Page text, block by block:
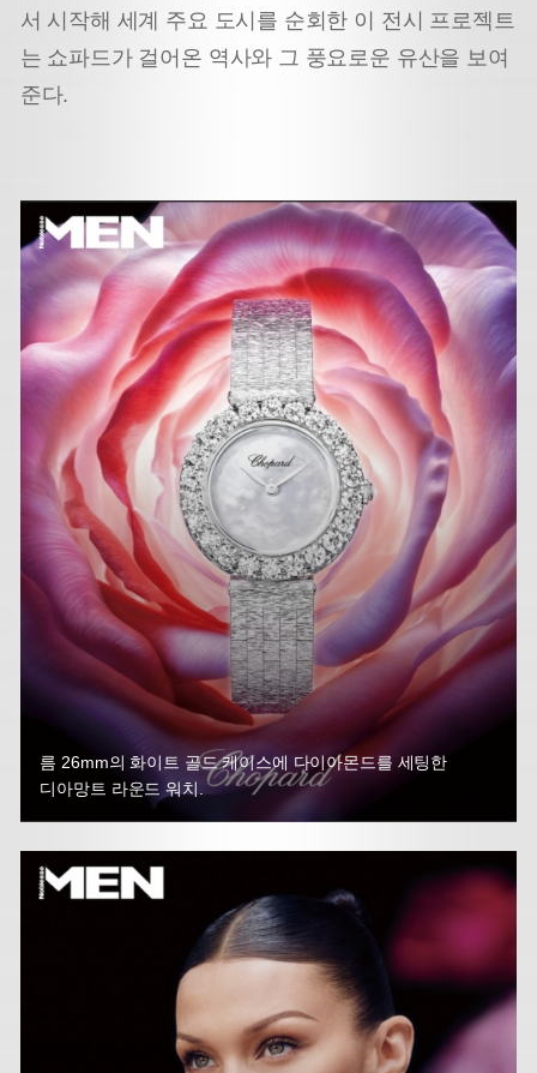
서 시작해 세계 주요 도시를 순회한 이 전시 프로젝트
는 쇼파드가 걸어온 역사와 그 풍요로운 유산을 보여
준다.
름 26mm의 화이트 골드 케이스에 다이아몬드를 세팅한
디아망트 라운드 워치.